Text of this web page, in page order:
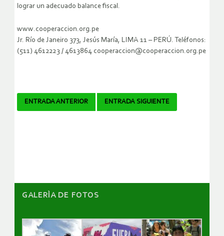
lograr un adecuado balance fiscal.
www.cooperaccion.org.pe
Jr. Río de Janeiro 373, Jesús María, LIMA 11 – PERÚ. Teléfonos:
(511) 4612223 / 4613864 cooperaccion@cooperaccion.org.pe
Navegador
ENTRADA ANTERIOR ENTRADA SIGUIENTE
GALERÌA DE FOTOS